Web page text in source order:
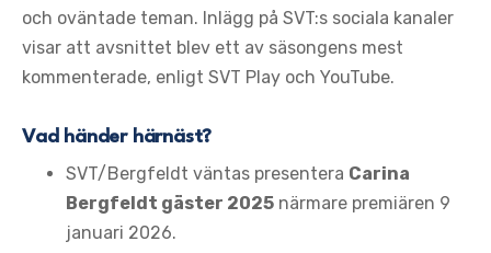
och oväntade teman. Inlägg på SVT:s sociala kanaler
visar att avsnittet blev ett av säsongens mest
kommenterade, enligt SVT Play och YouTube.
Vad händer härnäst?
SVT/Bergfeldt väntas presentera Carina
Bergfeldt gäster 2025 närmare premiären 9
januari 2026.